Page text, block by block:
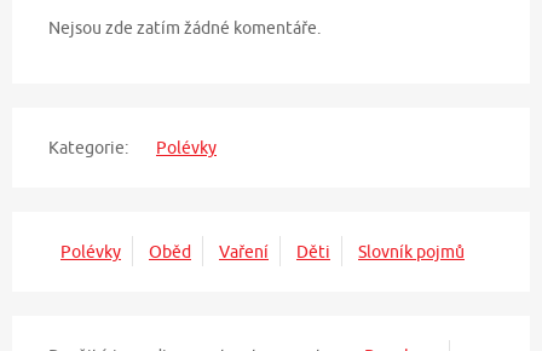
Nejsou zde zatím žádné komentáře.
Kategorie: Polévky
Polévky Oběd Vaření Děti Slovník pojmů